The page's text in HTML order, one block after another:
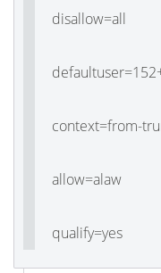
disallow=all
context=from-
allow=alaw
qualify=yes